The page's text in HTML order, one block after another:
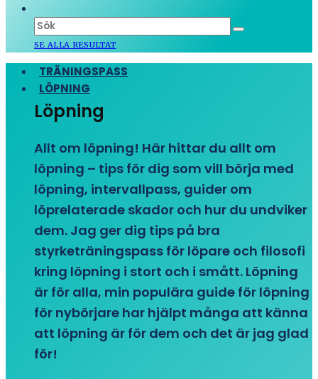
SE ALLA RESULTAT
TRÄNINGSPASS
LÖPNING
Löpning
Allt om löpning! Här hittar du allt om
löpning – tips för dig som vill börja med
löpning, intervallpass, guider om
löprelaterade skador och hur du undviker
dem. Jag ger dig tips på bra
styrketräningspass för löpare och filosofi
kring löpning i stort och i smått. Löpning
är för alla, min populära guide för löpning
för nybörjare har hjälpt många att känna
att löpning är för dem och det är jag glad
för!